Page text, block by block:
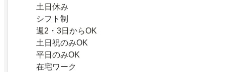
土日休み
シフト制
週2・3日からOK
土日祝のみOK
平日のみOK
在宅ワーク